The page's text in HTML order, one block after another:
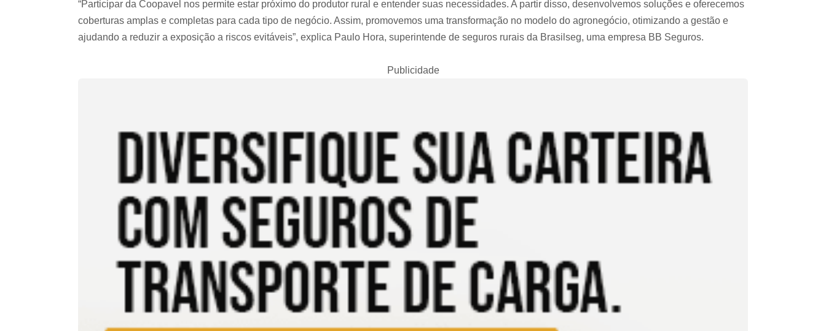
“Participar da Coopavel nos permite estar próximo do produtor rural e entender suas necessidades. A partir disso, desenvolvemos soluções e oferecemos
coberturas amplas e completas para cada tipo de negócio. Assim, promovemos uma transformação no modelo do agronegócio, otimizando a gestão e
ajudando a reduzir a exposição a riscos evitáveis”, explica Paulo Hora, superintende de seguros rurais da Brasilseg, uma empresa BB Seguros.
Publicidade